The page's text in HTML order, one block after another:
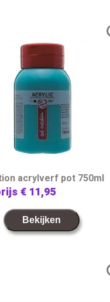
acrylverf pot 750ml
€ 11,95
Bekijken